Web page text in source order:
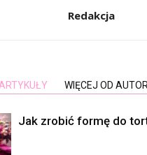
Redakcja
WIĘCEJ OD
Jak zrobić formę do